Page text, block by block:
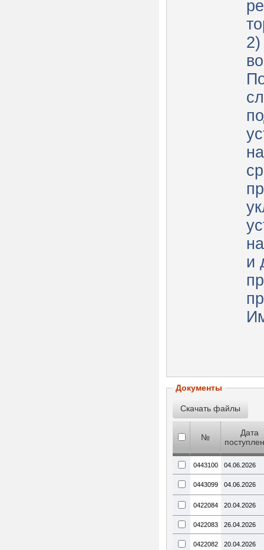
и
Документы
№
Дата
0443100 04.06.2026
0443099 04.06.2026
0422084 20.04.2026
0422083 26.04.2026
0422082 20.04.2026